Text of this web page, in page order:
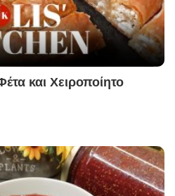
και Χειροποίητο